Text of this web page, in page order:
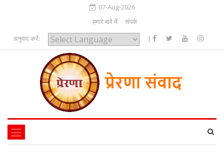
07-Aug-2026
हमारे बारे में
संपर्क
अनुवाद करें:
Powered by
|